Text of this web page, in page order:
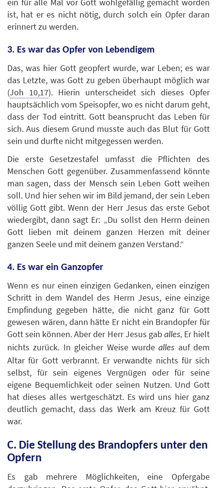
ein für alle Mal vor Gott wohlgefällig gemacht worden
ist, hat er es nicht nötig, durch solch ein Opfer daran
erinnert zu werden.
3. Es war das Opfer von Lebendigem
Das, was hier Gott geopfert wurde, war Leben; es war
das Letzte, was Gott zu geben überhaupt möglich war
(Joh 10,17). Hierin unterscheidet sich dieses Opfer
hauptsächlich vom Speisopfer, wo es nicht darum geht,
dass der Tod eintritt. Gott beansprucht das Leben für
sich. Aus diesem Grund musste auch das Blut für Gott
sein und durfte nicht mitgegessen werden.
Die erste Gesetzestafel umfasst die Pflichten des
Menschen Gott gegenüber. Zusammenfassend könnte
man sagen, dass der Mensch sein Leben Gott weihen
soll. Und hier sehen wir im Bild jemand, der sein Leben
völlig Gott gibt. Wenn der Herr Jesus das erste Gebot
wiedergibt, dann sagt Er: „Du sollst den Herrn deinen
Gott lieben mit deinem ganzen Herzen mit deiner
ganzen Seele und mit deinem ganzen Verstand.“
4. Es war ein Ganzopfer
Wenn es nur einen einzigen Gedanken, einen einzigen
Schritt in dem Wandel des Herrn Jesus, eine einzige
Empfindung gegeben hätte, die nicht ganz für Gott
gewesen wären, dann hätte Er nicht ein Brandopfer für
Gott sein können. Aber der Herr Jesus gab alles, Er hielt
nichts zurück. In gleicher Weise wurdealles auf dem
Altar für Gott verbrannt. Er verwandte nichts für sich
selbst, für sein eigenes Vergnügen oder für seine
eigene Bequemlichkeit oder seinen Nutzen. Und Gott
hat dieses alles wertgeschätzt. Es wird uns hier ganz
deutlich gemacht, dass das Werk am Kreuz für Gott
war.
C. Die Stellung des Brandopfers unter den
Opfern
Es gab mehrere Möglichkeiten, eine Opfergabe